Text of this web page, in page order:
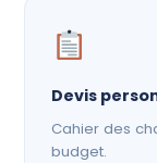
Devis
Cahier des
budget.